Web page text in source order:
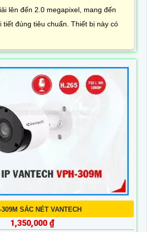
lên đến 2.0 megapixel, mang đến
tiết đúng tiêu chuẩn. Thiết bị này có
SẮC NÉT VANTECH
1,350,000 ₫